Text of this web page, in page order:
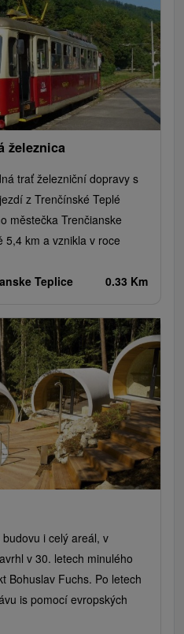
železnica
trať železniční dopravy s
z Trenčínské Teplé
městečka Trenčianske
5,4 km a vznikla v roce
Teplice 0.33 Km
i celý areál, v
v 30. letech minulého
Bohuslav Fuchs. Po letech
is pomocí evropských